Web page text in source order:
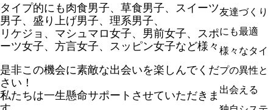
タイプ的にも肉食男子、草食男子、スイーツ
男子、盛り上げ男子、理系男子、
リケジョ、マシュマロ女子、男前女子、スポ
ーツ女子、方言女子、スッピン女子など様々
是非この機会に素敵な出会いを楽しんでくだ
さい！
私たちは一生懸命サポートさせていただきま
友達づくり
にも最適
様々なタイ
プの異性と
出会える